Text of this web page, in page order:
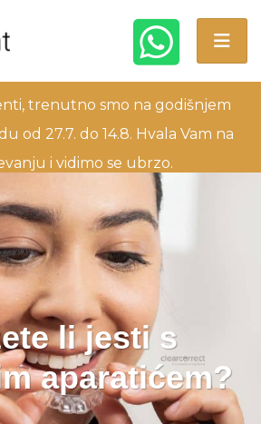
trenutno smo na godišnjem
od 27.7. do 14.8. Hvala Vam na
i vidimo se ubrzo.
li jesti s
aparatićem?